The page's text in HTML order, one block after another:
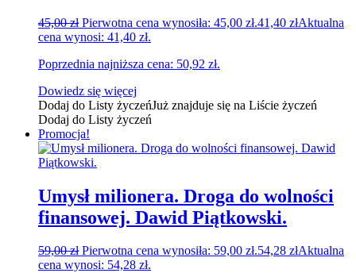
45,00zł Pierwotna cena wynosiła: 45,00 zł.41,40 złAktualna
cena wynosi: 41,40 zł.
Poprzednia najniższa cena: 50,92 zł.
Dowiedz się więcej
Dodaj do Listy życzeńJuż znajduje się na Liście życzeń
Dodaj do Listy życzeń
Promocja!
Umysł milionera. Droga do wolności
finansowej. Dawid Piątkowski.
59,00zł Pierwotna cena wynosiła: 59,00 zł.54,28 złAktualna
cena wynosi: 54,28 zł.